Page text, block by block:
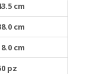
cm
cm
cm
pz